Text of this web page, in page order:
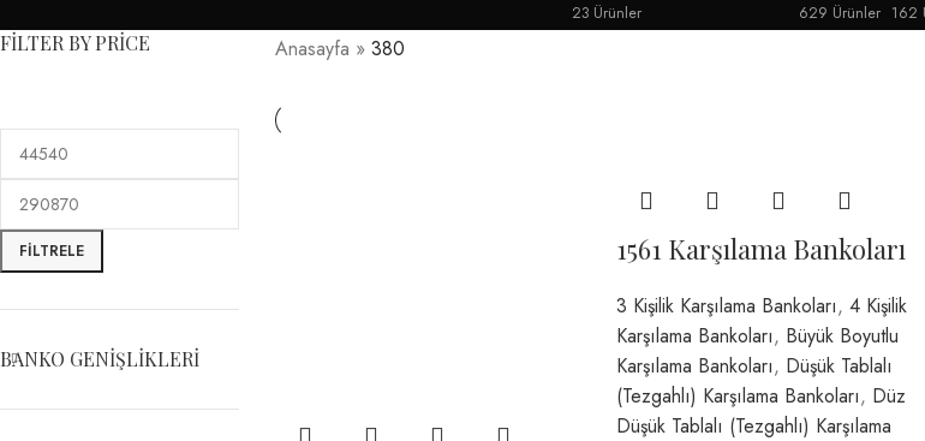
23 Ürünler 629 Ürünler 162
FILTER BY PRICE
FILTRELE
BANKO GENIŞLIKLERI
Anasayfa » 380
1561 Karşılama Bankoları
3 Kişilik Karşılama Bankoları, 4 Kişilik
Karşılama Bankoları, Büyük Boyutlu
Karşılama Bankoları, Düşük Tablalı
(Tezgahlı) Karşılama Bankoları, Düz
Düşük Tablalı (Tezgahlı) Karşılama